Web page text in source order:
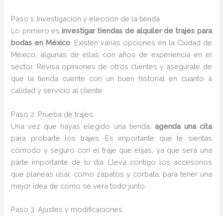
Paso 1: Investigación y elección de la tienda
Lo primero esinvestigar tiendas de alquiler de trajes para
bodas en México . Existen varias opciones en la Ciudad de
México, algunas de ellas con años de experiencia en el
sector. Revisa opiniones de otros clientes y asegúrate de
que la tienda cuente con un buen historial en cuanto a
calidad y servicio al cliente.
Paso 2: Prueba de trajes
Una vez que hayas elegido una tienda, agenda una cita
para probarte los trajes. Es importante que te sientas
cómodo y seguro con el traje que elijas, ya que será una
parte importante de tu día. Lleva contigo los accesorios
que planeas usar, como zapatos y corbata, para tener una
mejor idea de cómo se verá todo junto.
Paso 3: Ajustes y modificaciones